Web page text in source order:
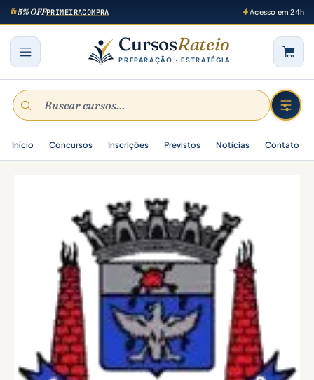
5% OFFPRIMEIRACOMPRA Acesso em 24h
CursosRateio
PREPARAÇÃO · ESTRATÉGIA
Início Concursos Inscrições Previstos Notícias Contato